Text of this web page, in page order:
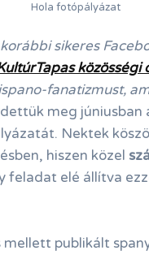
Hola fotópályázat
sikeres
közösségi
fanatizmust,
meg júniusban
Nektek
hiszen közel
feladat elé állítva
publikált